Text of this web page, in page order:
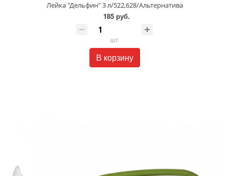
Лейка "Дельфин" 3 л/522,628/Альтернатива
185 руб.
шт
В корзину